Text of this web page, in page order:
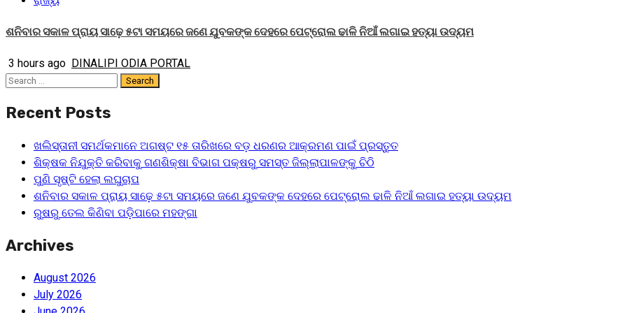
ଶନିବାର ସକାଳ ପ୍ରାୟ ସାଢ଼େ ୫ଟା ସମୟରେ ଜଣେ ଯୁବକଙ୍କ ଦେହରେ ପେଟ୍ରୋଲ ଢାଳି ନିଆଁ ଲଗାଇ ହତ୍ୟା ଉଦ୍ୟମ
3 hours ago DINALIPI ODIA PORTAL
Search
Recent Posts
ଖଲିସ୍ତାନୀ ସମର୍ଥକମାନେ ଅଗଷ୍ଟ ୧୫ ତାରିଖରେ ବଡ଼ ଧରଣର ଆକ୍ରମଣ ପାଇଁ ପ୍ରସ୍ତୁତ
ଶିକ୍ଷକ ନିଯୁକ୍ତି କରିବାକୁ ଗଣଶିକ୍ଷା ବିଭାଗ ପକ୍ଷରୁ ସମସ୍ତ ଜିଲ୍ଲାପାଳଙ୍କୁ ଚିଠି
ପୁଣି ସୃଷ୍ଟି ହେଲା ଲଘୁଚାପ
ଶନିବାର ସକାଳ ପ୍ରାୟ ସାଢ଼େ ୫ଟା ସମୟରେ ଜଣେ ଯୁବକଙ୍କ ଦେହରେ ପେଟ୍ରୋଲ ଢାଳି ନିଆଁ ଲଗାଇ ହତ୍ୟା ଉଦ୍ୟମ
ରୁଷରୁ ତେଲ କିଣିବା ପଡ଼ିପାରେ ମହଙ୍ଗା
Archives
August 2026
July 2026